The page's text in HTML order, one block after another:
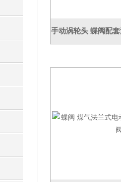
手动涡轮头 蝶阀配